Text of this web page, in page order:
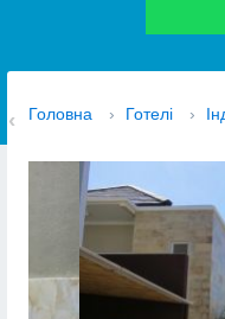
Головна › Готелі ›